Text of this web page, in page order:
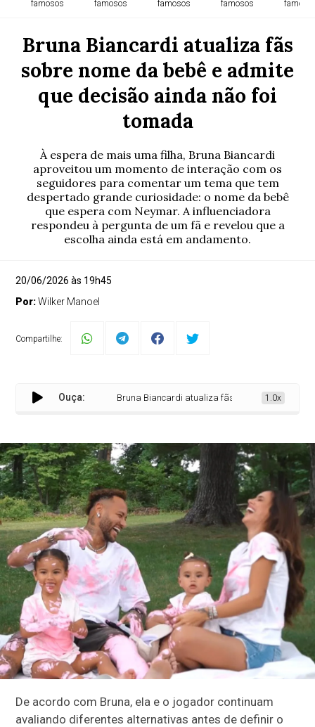
famosos famosos famosos famosos
Bruna Biancardi atualiza fãs
sobre nome da bebê e admite
que decisão ainda não foi
tomada
À espera de mais uma filha, Bruna Biancardi
aproveitou um momento de interação com os
seguidores para comentar um tema que tem
despertado grande curiosidade: o nome da bebê
que espera com Neymar. A influenciadora
respondeu à pergunta de um fã e revelou que a
escolha ainda está em andamento.
20/06/2026 às 19h45
Por:Wilker Manoel
Compartilhe:
Ouça: Bruna Biancardi atualiza fãs sobre nome da bebê e
1.0x
De acordo com Bruna, ela e o jogador continuam
avaliando diferentes alternativas antes de definir o